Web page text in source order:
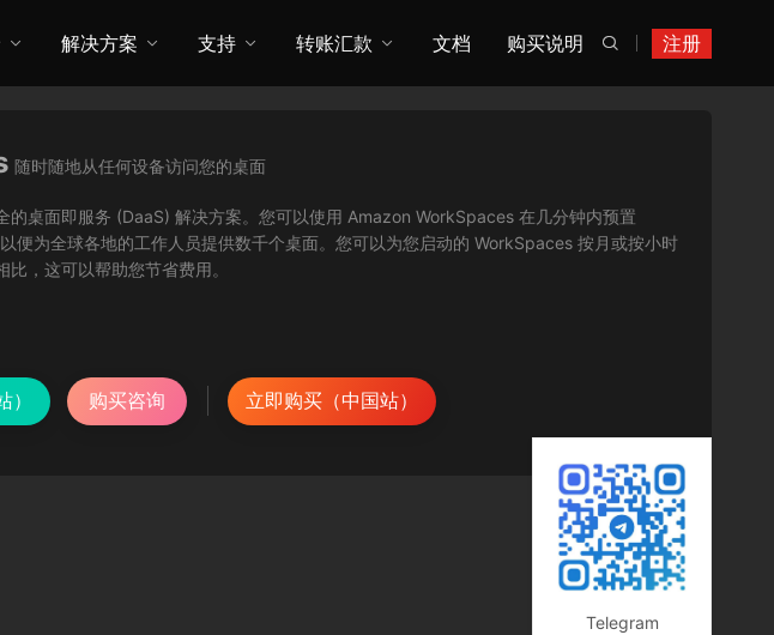
注册

解决方案 支持 转账汇款 文档 购买说明
随时随地从任何设备访问您的桌面
桌面即服务 (DaaS) 解决方案。您可以使用 Amazon WorkSpaces 在几分钟内预置
便为全球各地的工作人员提供数千个桌面。您可以为您启动的 WorkSpaces 按月或按小时
，这可以帮助您节省费用。
购买咨询 立即购买（中国站）
Telegram